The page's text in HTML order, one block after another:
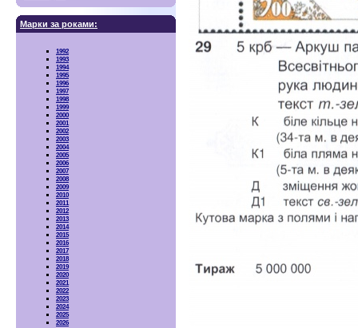
Марки за роками:
1992
1993
1994
1995
1996
1997
1998
1999
2000
2001
2002
2003
2004
2005
2006
2007
2008
2009
2010
2011
2012
2013
2014
2015
2016
2017
2018
2019
2020
2021
2022
2023
2024
2025
2026